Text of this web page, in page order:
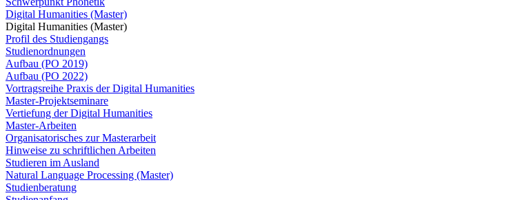
Digital Humanities (Master)
Digital Humanities (Master)
Profil des Studiengangs
Studienordnungen
Aufbau (PO 2019)
Aufbau (PO 2022)
Vortragsreihe Praxis der Digital Humanities
Master-Projektseminare
Vertiefung der Digital Humanities
Master-Arbeiten
Organisatorisches zur Masterarbeit
Hinweise zu schriftlichen Arbeiten
Studieren im Ausland
Natural Language Processing (Master)
Studienberatung